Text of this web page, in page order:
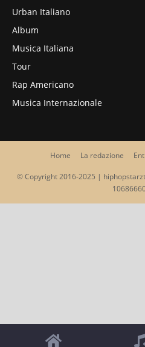
Urban Italiano
Album
Musica Italiana
Tour
Rap Americano
Musica Internazionale
Home La redazione
© Copyright 2016-2025 |